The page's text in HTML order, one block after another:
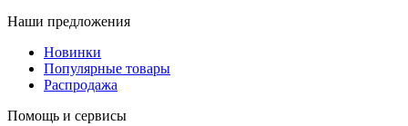
Наши предложения
Новинки
Популярные товары
Распродажа
Помощь и сервисы